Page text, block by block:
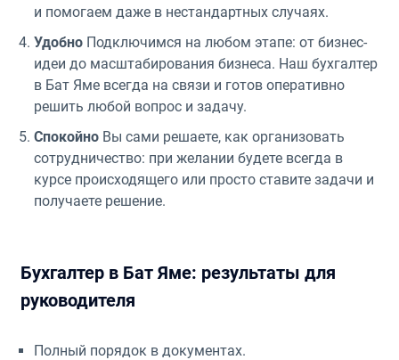
и помогаем даже в нестандартных случаях.
УдобноПодключимся на любом этапе: от бизнес-
идеи до масштабирования бизнеса. Наш бухгалтер
в Бат Яме всегда на связи и готов оперативно
решить любой вопрос и задачу.
СпокойноВы сами решаете, как организовать
сотрудничество: при желании будете всегда в
курсе происходящего или просто ставите задачи и
получаете решение.
Бухгалтер в Бат Яме: результаты для
руководителя
Полный порядок в документах.